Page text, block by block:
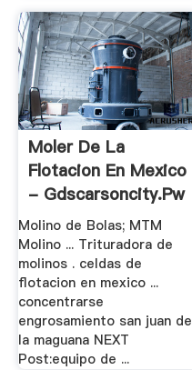
Moler De La
Flotacion En Mexico
- Gdscarsoncity.pw
Molino de Bolas; MTM
Molino ... Trituradora de
molinos . celdas de
flotacion en mexico ...
concentrarse
engrosamiento san juan de
la maguana NEXT
Post:equipo de ...